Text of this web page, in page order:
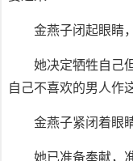
金燕子闭起眼睛
她决定牺牲自己
自己不喜欢的男人作
金燕子紧闭着眼
她已准备奉献